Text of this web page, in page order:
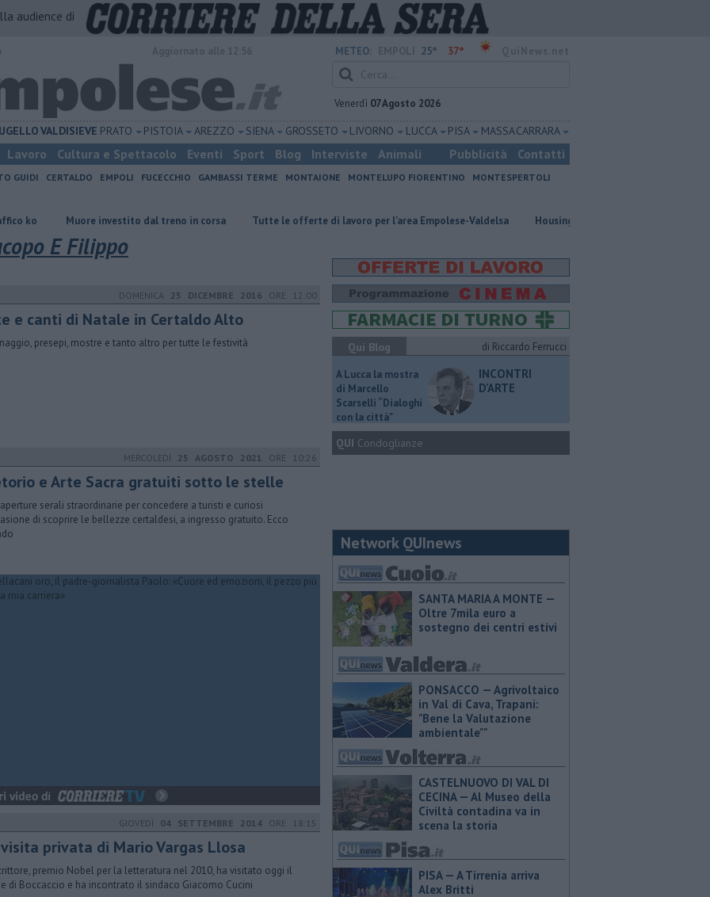
audience di
METEO: 25° 37°
Venerdì 07 Agosto 2026
VALDISIEVE PRATO PISTOIA AREZZO SIENA GROSSETO LIVORNO LUCCA PISA MASSA CARRARA
Lavoro Cultura e Spettacolo Eventi Sport Blog Interviste Animali Pubblicità Contatti
GUIDI CERTALDO EMPOLI FUCECCHIO GAMBASSI TERME MONTAIONE MONTELUPO FIORENTINO
MONTESPERTOLI
Muore investito dal treno in corsa ​Tutte le offerte di lavoro per l'area Empolese-Valdelsa ​Housing sociale, il Comune coinvolge il terzo
E Filippo
DOMENICA 25 DICEMBRE 2016 ORE 12:00
e canti di Natale in Certaldo Alto
presepi, mostre e tanto altro per tutte le festività
MERCOLEDÌ 25 AGOSTO 2021 ORE 10:26
e Arte Sacra gratuiti sotto le stelle
serali straordinarie per concedere a turisti e curiosi
di scoprire le bellezze certaldesi, a ingresso gratuito. Ecco
GIOVEDÌ 04 SETTEMBRE 2014 ORE 18:15
privata di Mario Vargas Llosa
premio Nobel per la letteratura nel 2010, ha visitato oggi il
di Boccaccio e ha incontrato il sindaco Giacomo Cucini
Qui Blog di Riccardo Ferrucci
A Lucca la mostra
di Marcello
Scarselli “Dialoghi
con la città"
INCONTRI
D'ARTE
QUI Condoglianze
Network QUInews
SANTA MARIA A MONTE —
Oltre 7mila euro a
sostegno dei centri estivi
PONSACCO — Agrivoltaico
in Val di Cava, Trapani:
"Bene la Valutazione
ambientale""
CASTELNUOVO DI VAL DI
CECINA — Al Museo della
Civiltà contadina va in
scena la storia
PISA — A Tirrenia arriva
Alex Britti